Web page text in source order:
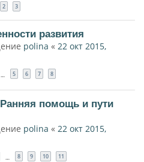
2 3
развития
polina « 22 окт 2015,
… 5 6 7 8
помощь и пути
polina « 22 окт 2015,
… 8 9 10 11